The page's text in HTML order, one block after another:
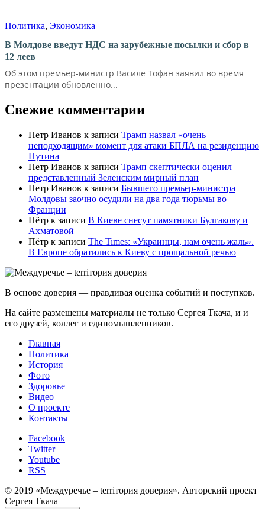
Политика, Экономика
В Молдове введут НДС на зарубежные посылки и сбор в
12 леев
Об этом премьер-министр Василе Тофан заявил во время
презентации обновленно...
Свежие комментарии
Петр Иванов к записи Трамп назвал «очень
неподходящим» момент для атаки БПЛА на резиденцию
Путина
Петр Иванов к записи Трамп скептически оценил
представленный Зеленским мирный план
Петр Иванов к записи Бывшего премьер-министра
Молдовы заочно осудили на два года тюрьмы во
Франции
Пётр к записи В Киеве снесут памятники Булгакову и
Ахматовой
Пётр к записи Тhe Times: «Украинцы, нам очень жаль».
В Европе обратились к Киеву с прощальной речью
В основе доверия — правдивая оценка событий и поступков.
На сайте размещены материалы не только Сергея Ткача, и и
его друзей, коллег и единомышленников.
Главная
Политика
История
Фото
Здоровье
Видео
О проекте
Контакты
Facebook
Twitter
Youtube
RSS
© 2019 «Междуречье – terriтория доверия». Авторский проект
Сергея Ткача